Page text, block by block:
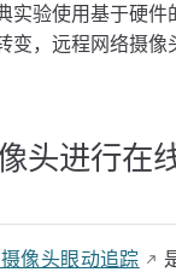
实验使用基于硬件
变，远程网络摄像
头进行在
像头眼动追踪